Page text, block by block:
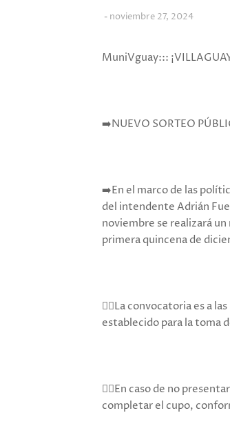
noviembre 27, 2024
MuniVguay:::
➡️NUEVO SORTEO
➡️En el marco de las
del intendente Adrián
noviembre se realizará
primera quincena de
👉🏻La convocatoria es a
establecido para la toma
👉🏻En caso de no
completar el cupo,